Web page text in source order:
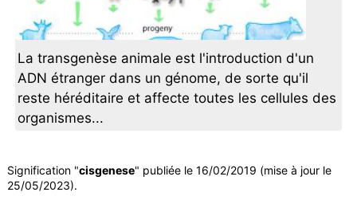
La transgenèse animale est l'introduction d'un
ADN étranger dans un génome, de sorte qu'il
reste héréditaire et affecte toutes les cellules des
organismes...
Signification "cisgenese" publiée le 16/02/2019 (mise à jour le
25/05/2023).